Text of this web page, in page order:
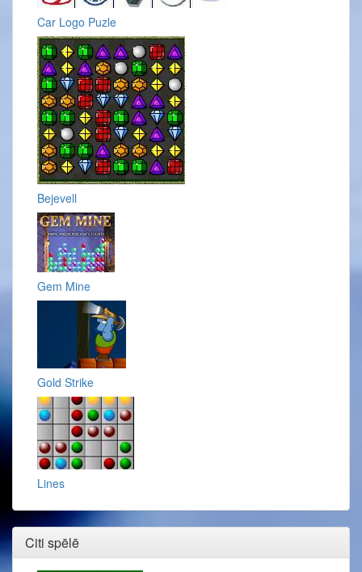
Car Logo Puzle
Bejevell
Gem Mine
Gold Strike
Lines
Citi spēlē